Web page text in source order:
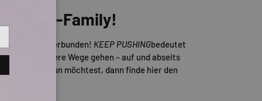
TITUS-Family!
verbunden! KEEP PUSHINGbedeutet
mal andere Wege gehen – auf und abseits
gemeinsam tun möchtest, dann finde hier den